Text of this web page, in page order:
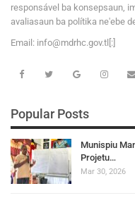
responsável ba konsepsaun,
avaliasaun ba polítika ne'ebe
Email: info@md rhc.gov.tl[:]
Popular Posts
Munispiu
Projetu…
Mar 30, 2026